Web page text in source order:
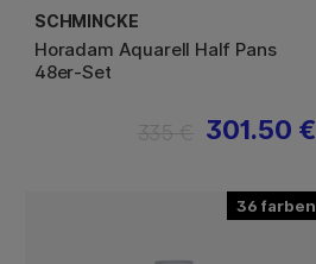
SCHMINCKE
Horadam Aquarell Half Pans
48er-Set
301.50 €
36